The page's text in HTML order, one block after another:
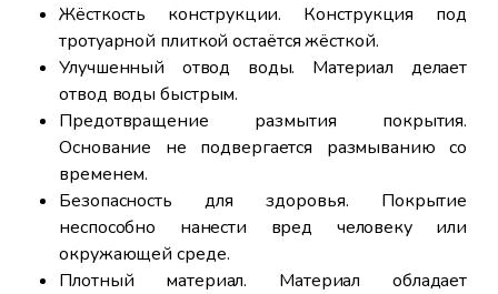
Жёсткость конструкции. Конструкция под
тротуарной плиткой остаётся жёсткой.
Улучшенный отвод воды. Материал делает
отвод воды быстрым.
Предотвращение размытия покрытия.
Основание не подвергается размыванию со
временем.
Безопасность для здоровья. Покрытие
неспособно нанести вред человеку или
окружающей среде.
Плотный материал. Материал обладает